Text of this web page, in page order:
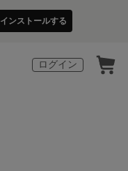
インストールする
ログイン